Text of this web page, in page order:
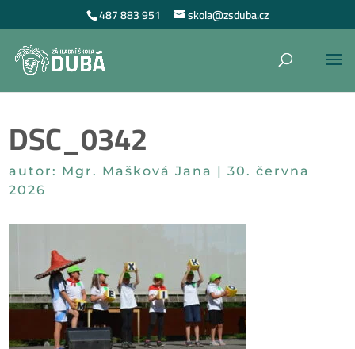
487 883 951 skola@zsduba.cz
DSC_0342
autor: Mgr. Mašková Jana |30. června
2026